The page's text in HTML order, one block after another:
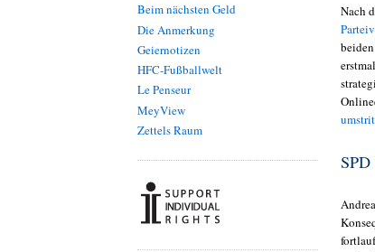
Beim nächsten Geld
Die Anmerkung
Geiernotizen
HFC-Fußballwelt
Le Penseur
MeyView
Zettels Raum
Nach